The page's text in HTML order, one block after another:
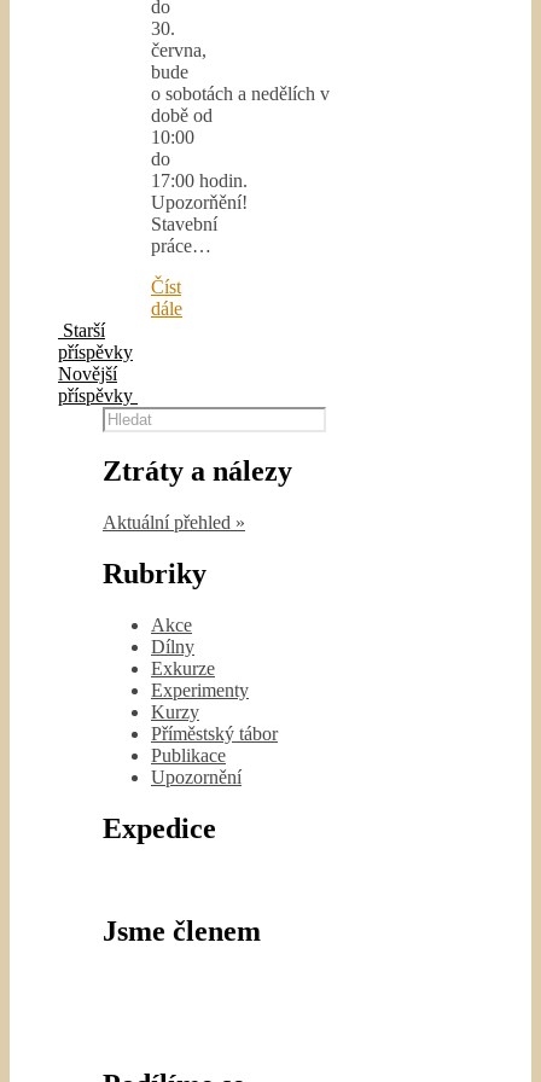
do
30.
června,
bude
o sobotách a nedělích v
době od
10:00
do
17:00 hodin.
Upozorňění!
Stavební
práce…
Číst
dále
Starší
příspěvky
Novější
příspěvky
Hledat
Ztráty a nálezy
Aktuální přehled »
Rubriky
Akce
Dílny
Exkurze
Experimenty
Kurzy
Příměstský tábor
Publikace
Upozornění
Expedice
Jsme členem